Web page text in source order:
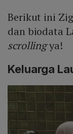
Berikut ini
dan biodata
scrollingya!
Keluarga